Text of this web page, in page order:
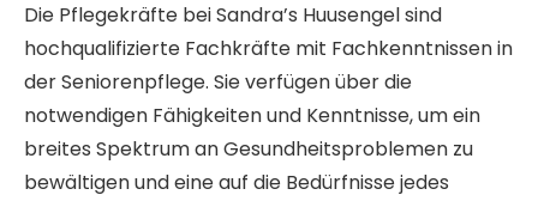
Die Pflegekräfte bei Sandra’s Huusengel sind
hochqualifizierte Fachkräfte mit Fachkenntnissen in
der Seniorenpflege. Sie verfügen über die
notwendigen Fähigkeiten und Kenntnisse, um ein
breites Spektrum an Gesundheitsproblemen zu
bewältigen und eine auf die Bedürfnisse jedes